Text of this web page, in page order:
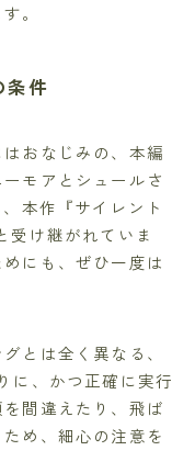
。
条件
おなじみの、本編
モアとシュールさ
本作『サイレント
受け継がれていま
にも、ぜひ一度は
とは全く異なる、
に、かつ正確に実行
間違えたり、飛ば
め、細心の注意を